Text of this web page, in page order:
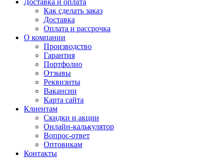
Доставка и оплата
Как сделать заказ
Доставка
Оплата и рассрочка
О компании
Производство
Гарантия
Портфолио
Отзывы
Реквизиты
Вакансии
Карта сайта
Клиентам
Скидки и акции
Онлайн-калькулятор
Вопрос-ответ
Оптовикам
Контакты